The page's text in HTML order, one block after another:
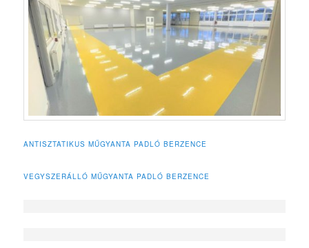
ANTISZTATIKUS MŰGYANTA PADLÓ BERZENCE
VEGYSZERÁLLÓ MŰGYANTA PADLÓ BERZENCE